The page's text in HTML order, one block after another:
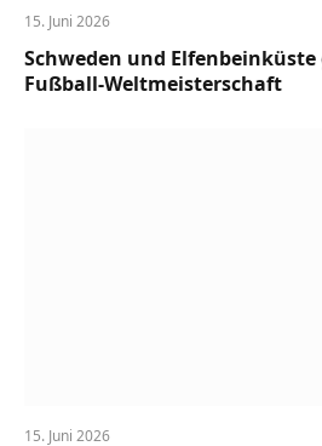
15. Juni 2026
Schweden und
Fußball-Weltmeisterschaft
15. Juni 2026